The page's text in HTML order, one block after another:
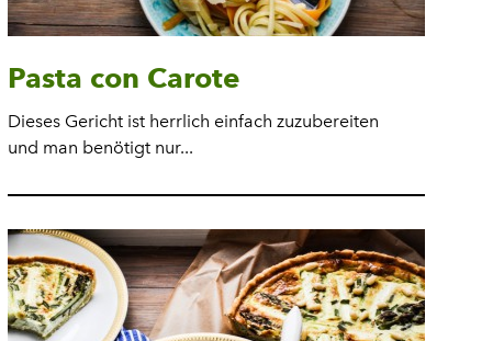
Pasta con Carote
Dieses Gericht ist herrlich einfach zuzubereiten
und man benötigt nur...